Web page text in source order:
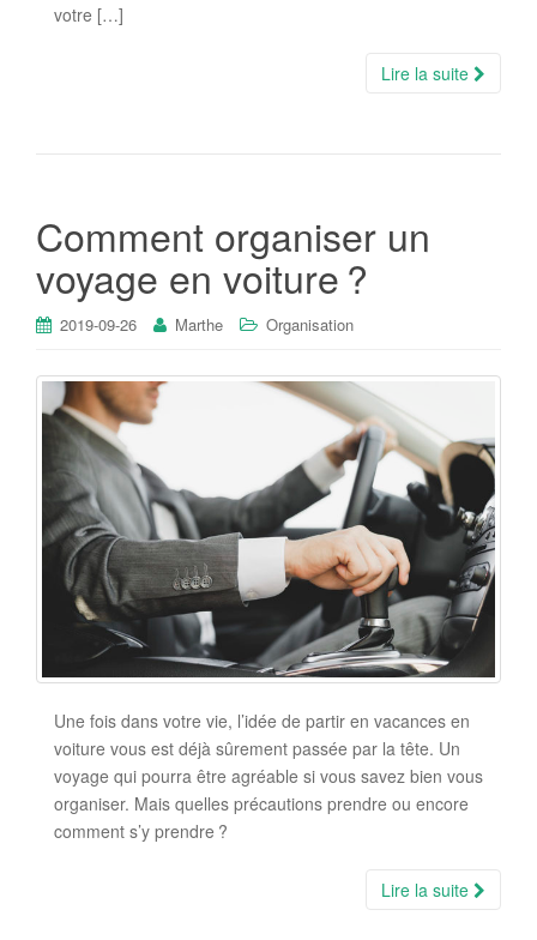
votre […]
Lire la suite
Comment organiser un
voyage en voiture ?
2019-09-26 Marthe Organisation
Une fois dans votre vie, l’idée de partir en vacances en
voiture vous est déjà sûrement passée par la tête. Un
voyage qui pourra être agréable si vous savez bien vous
organiser. Mais quelles précautions prendre ou encore
comment s’y prendre ?
Lire la suite